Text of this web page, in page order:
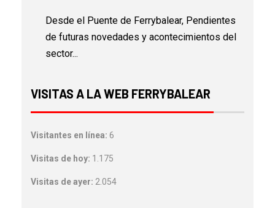
Desde el Puente de Ferrybalear, Pendientes
de futuras novedades y acontecimientos del
sector...
VISITAS A LA WEB FERRYBALEAR
Visitantes en línea: 6
Visitas de hoy: 1.175
Visitas de ayer: 2.054